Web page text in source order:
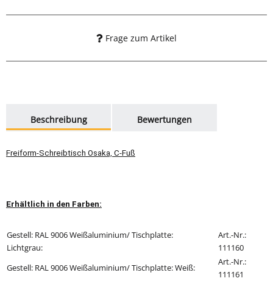
Frage zum Artikel
Beschreibung
Bewertungen
Freiform-Schreibtisch Osaka, C-Fuß
Erhältlich in den Farben:
Gestell: RAL 9006 Weißaluminium/ Tischplatte:
Lichtgrau:
Art.-Nr.:
111160
Gestell: RAL 9006 Weißaluminium/Tischplatte: Weiß:
Art.-Nr.:
111161